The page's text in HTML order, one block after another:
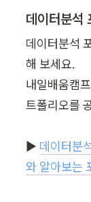
데이터분석
데이터분석
해 보세요.
내일배움캠
트폴리오를
▶︎ 데이터분
와 알아보는